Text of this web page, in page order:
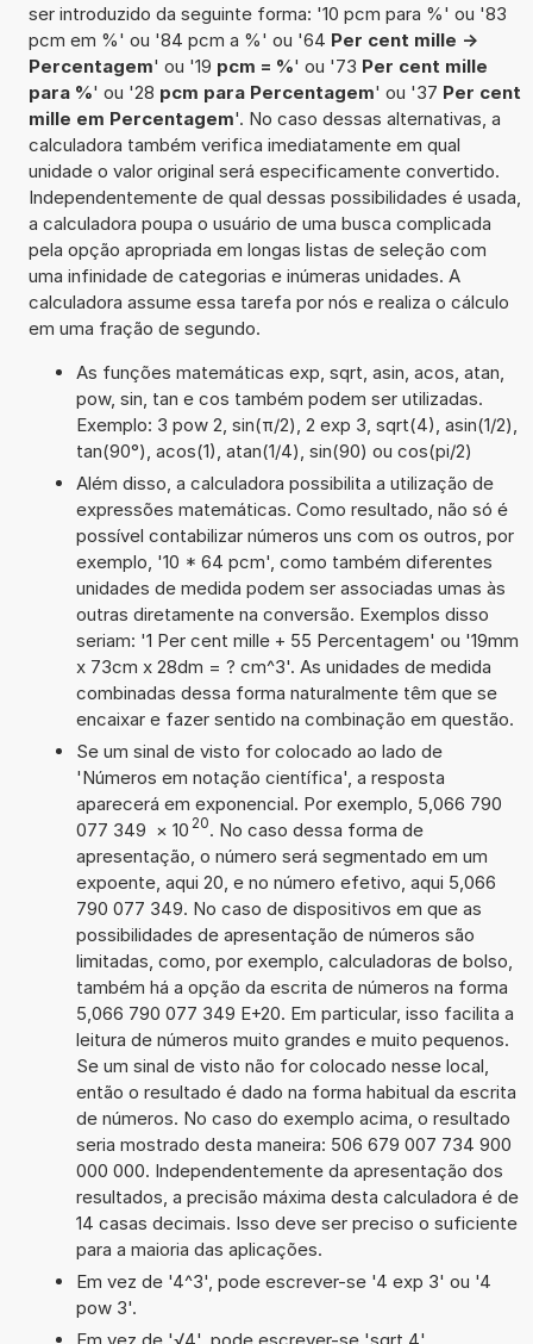
ser introduzido da seguinte forma: '10 pcm para %' ou '83
pcm em %' ou '84 pcm a %' ou '64 Per cent mille ->
Percentagem' ou '19 pcm = %' ou '73 Per cent mille
para %' ou '28 pcm para Percentagem' ou '37 Per cent
mille em Percentagem'. No caso dessas alternativas, a
calculadora também verifica imediatamente em qual
unidade o valor original será especificamente convertido.
Independentemente de qual dessas possibilidades é usada,
a calculadora poupa o usuário de uma busca complicada
pela opção apropriada em longas listas de seleção com
uma infinidade de categorias e inúmeras unidades. A
calculadora assume essa tarefa por nós e realiza o cálculo
em uma fração de segundo.
As funções matemáticas exp, sqrt, asin, acos, atan,
pow, sin, tan e cos também podem ser utilizadas.
Exemplo: 3 pow 2, sin(π/2), 2 exp 3, sqrt(4), asin(1/2),
tan(90°), acos(1), atan(1/4), sin(90) ou cos(pi/2)
Além disso, a calculadora possibilita a utilização de
expressões matemáticas. Como resultado, não só é
possível contabilizar números uns com os outros, por
exemplo, '10 * 64 pcm', como também diferentes
unidades de medida podem ser associadas umas às
outras diretamente na conversão. Exemplos disso
seriam: '1 Per cent mille + 55 Percentagem' ou '19mm
x 73cm x 28dm = ? cm^3'. As unidades de medida
combinadas dessa forma naturalmente têm que se
encaixar e fazer sentido na combinação em questão.
Se um sinal de visto for colocado ao lado de
'Números em notação científica', a resposta
aparecerá em exponencial. Por exemplo, 5,066 790
077 349 × 10 20. No caso dessa forma de
apresentação, o número será segmentado em um
expoente, aqui 20, e no número efetivo, aqui 5,066
790 077 349. No caso de dispositivos em que as
possibilidades de apresentação de números são
limitadas, como, por exemplo, calculadoras de bolso,
também há a opção da escrita de números na forma
5,066 790 077 349 E+20. Em particular, isso facilita a
leitura de números muito grandes e muito pequenos.
Se um sinal de visto não for colocado nesse local,
então o resultado é dado na forma habitual da escrita
de números. No caso do exemplo acima, o resultado
seria mostrado desta maneira: 506 679 007 734 900
000 000. Independentemente da apresentação dos
resultados, a precisão máxima desta calculadora é de
14 casas decimais. Isso deve ser preciso o suficiente
para a maioria das aplicações.
Em vez de '4^3', pode escrever-se '4 exp 3' ou '4
pow 3'.
Em vez de '√4', pode escrever-se 'sqrt 4'.